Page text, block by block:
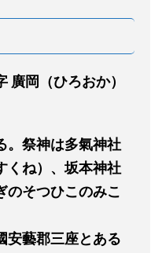
廣岡（ひろおか）
。祭神は多氣神社
くね）、坂本神社
のそつひこのみこ
安藝郡三座とある